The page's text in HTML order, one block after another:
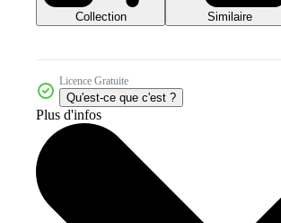
Collection Similaire
Licence Gratuite
Qu'est-ce que c'est ?
Plus d'infos